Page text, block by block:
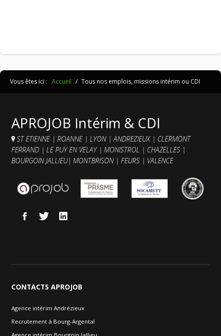
Vous êtes ici : Accueil / Tous nos emplois, missions intérim ou CDI
APROJOB Intérim & CDI
ST ETIENNE| ROANNE | LYON |ANDREZIEUX | CLERMONT
FERRAND | LE PUY EN VELAY| MONISTROL | CHAZELLES |
BOURGOIN JALLIEU| MONTBRISON | FEURS | VALENCE
CONTACTS APROJOB
Agence intérim Andrézieux
Recrutement à Bourg-Argental